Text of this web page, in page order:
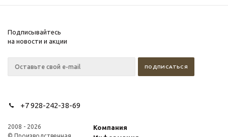
Подписывайтесь
на новости и акции
+7 928-242-38-69
2008 - 2026
Компания